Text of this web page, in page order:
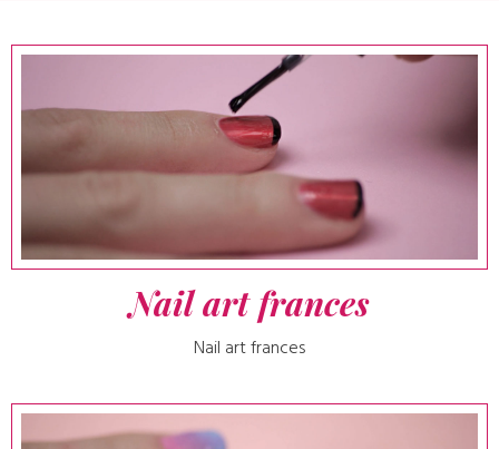
Nail art frances
Nail art frances